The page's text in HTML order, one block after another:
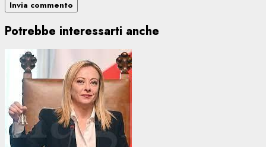
Potrebbe interessarti anche